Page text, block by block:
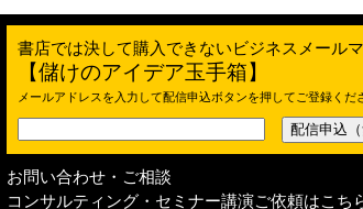
書店では決して購入できないビジネスメール
【儲けのアイデア玉手箱】
メールアドレスを入力して配信申込ボタンを押してご登録くだ
お問い合わせ・ご相談
コンサルティング・セミナー講演ご依頼はこち